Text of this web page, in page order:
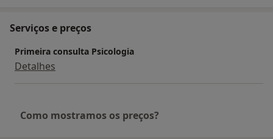
Serviços e preços
Primeira consulta Psicologia
Detalhes
Como mostramos os preços?